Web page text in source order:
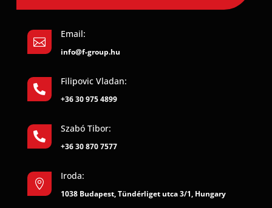

Email:
info@f-group.hu

Filipovic Vladan:
+36 30 975 4899

Szabó Tibor:
+36 30 870 7577

Iroda:
1038 Budapest, Tündérliget utca 3/1, Hungary